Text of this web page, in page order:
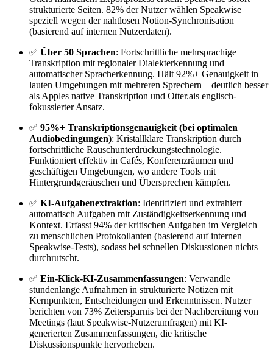
strukturierte Seiten. 82% der Nutzer wählen Speakwise
speziell wegen der nahtlosen Notion-Synchronisation
(basierend auf internen Nutzerdaten).
✅ Über 50 Sprachen: Fortschrittliche mehrsprachige
Transkription mit regionaler Dialekterkennung und
automatischer Spracherkennung. Hält 92%+ Genauigkeit in
lauten Umgebungen mit mehreren Sprechern – deutlich besser
als Apples native Transkription und Otter.ais englisch-
fokussierter Ansatz.
✅ 95%+ Transkriptionsgenauigkeit (bei optimalen
Audiobedingungen): Kristallklare Transkription durch
fortschrittliche Rauschunterdrückungstechnologie.
Funktioniert effektiv in Cafés, Konferenzräumen und
geschäftigen Umgebungen, wo andere Tools mit
Hintergrundgeräuschen und Übersprechen kämpfen.
✅ KI-Aufgabenextraktion: Identifiziert und extrahiert
automatisch Aufgaben mit Zuständigkeitserkennung und
Kontext. Erfasst 94% der kritischen Aufgaben im Vergleich
zu menschlichen Protokollanten (basierend auf internen
Speakwise-Tests), sodass bei schnellen Diskussionen nichts
durchrutscht.
✅ Ein-Klick-KI-Zusammenfassungen: Verwandle
stundenlange Aufnahmen in strukturierte Notizen mit
Kernpunkten, Entscheidungen und Erkenntnissen. Nutzer
berichten von 73% Zeitersparnis bei der Nachbereitung von
Meetings (laut Speakwise-Nutzerumfragen) mit KI-
generierten Zusammenfassungen, die kritische
Diskussionspunkte hervorheben.